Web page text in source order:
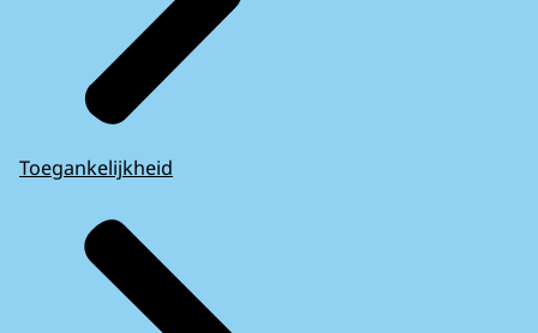
Toegankelijkheid